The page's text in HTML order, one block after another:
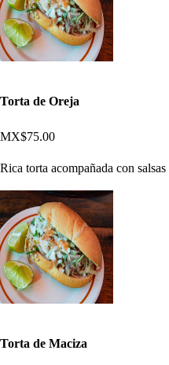
Torta de Oreja
MX$75.00
Rica torta acompañada con salsas
Torta de Maciza